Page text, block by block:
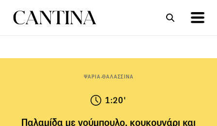
ΨΑΡΙΑ-ΘΑΛΑΣΣΙΝΑ
1:20'
Παλαμίδα με νούμπουλο, κουκουνάρι και